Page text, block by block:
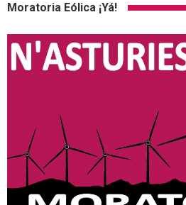
Moratoria Eólica ¡Yá!